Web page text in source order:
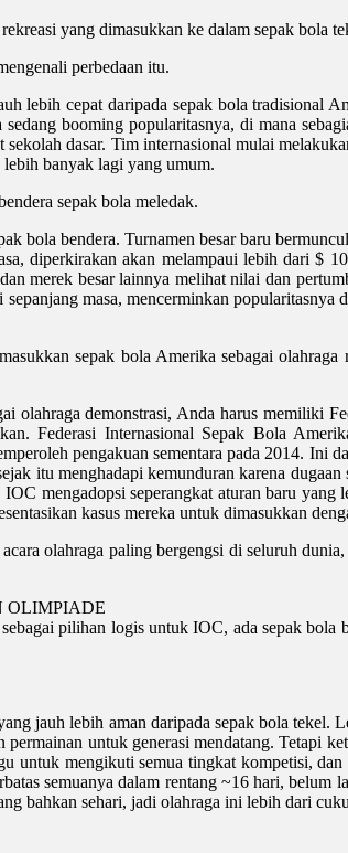
yang dimasukkan ke dalam sepak bola
perbedaan itu.
lebih cepat daripada sepak bola
booming popularitasnya, di mana
dasar. Tim internasional mulai
banyak lagi yang umum.
sepak bola meledak.
bola bendera. Turnamen besar baru
diperkirakan akan melampaui lebih dari $
merek besar lainnya melihat nilai dan
masa, mencerminkan
sepak bola Amerika sebagai
olahraga demonstrasi, Anda harus memiliki
Federasi Internasional Sepak Bola
pengakuan sementara pada 2014. Ini
itu menghadapi kemunduran karena
mengadopsi seperangkat aturan baru
kasus mereka untuk dimasukkan
olahraga paling bergengsi di seluruh
OLIMPIADE
pilihan logis untuk IOC, ada sepak
jauh lebih aman daripada sepak bola
untuk generasi mendatang. Tetapi
mengikuti semua tingkat kompetisi,
semuanya dalam rentang ~16 hari,
bahkan sehari, jadi olahraga ini lebih dari